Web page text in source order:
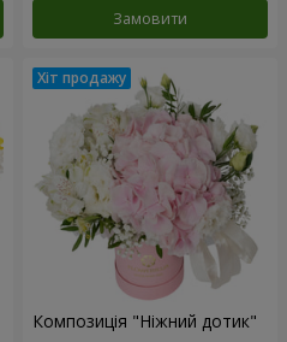
Замовити
Композиція "Ніжний дотик"